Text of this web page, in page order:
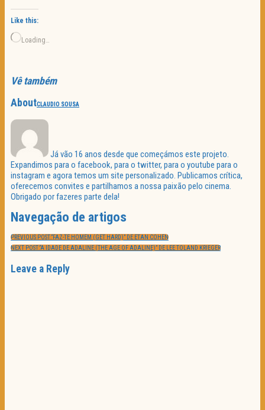
Like this:
Loading…
Vê também
AboutCLAUDIO SOUSA
Já vão 16 anos desde que começámos este projeto.
Expandimos para o facebook, para o twitter, para o youtube para o
instagram e agora temos um site personalizado. Publicamos crítica,
oferecemos convites e partilhamos a nossa paixão pelo cinema.
Obrigado por fazeres parte dela!
Navegação de artigos
PREVIOUS POST:“FAZ-TE HOMEM (GET HARD)” DE ETAN COHEN
NEXT POST:“A IDADE DE ADALINE (THE AGE OF ADALINE)” DE LEE TOLAND KRIEGER
Leave a Reply